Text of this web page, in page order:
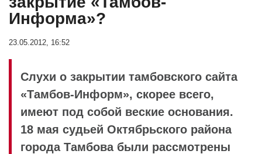
Информа»?
23.05.2012, 16:52
Слухи о закрытии тамбовского сайта
«Тамбов-Информ», скорее всего,
имеют под собой веские основания.
18 мая судьей Октябрьского района
города Тамбова были рассмотрены